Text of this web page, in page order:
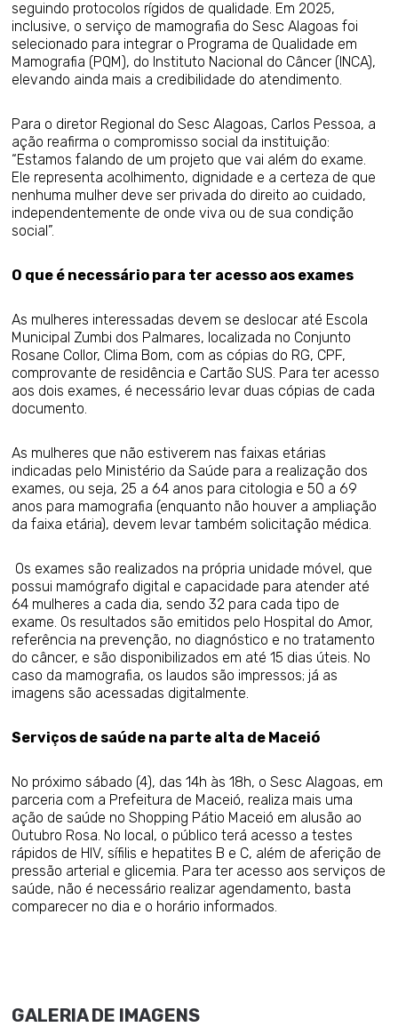
seguindo protocolos rígidos de qualidade. Em 2025,
inclusive, o serviço de mamografia do Sesc Alagoas foi
selecionado para integrar o Programa de Qualidade em
Mamografia (PQM), do Instituto Nacional do Câncer (INCA),
elevando ainda mais a credibilidade do atendimento.
Para o diretor Regional do Sesc Alagoas, Carlos Pessoa, a
ação reafirma o compromisso social da instituição:
“Estamos falando de um projeto que vai além do exame.
Ele representa acolhimento, dignidade e a certeza de que
nenhuma mulher deve ser privada do direito ao cuidado,
independentemente de onde viva ou de sua condição
social”.
O que é necessário para ter acesso aos exames
As mulheres interessadas devem se deslocar até Escola
Municipal Zumbi dos Palmares, localizada no Conjunto
Rosane Collor, Clima Bom, com as cópias do RG, CPF,
comprovante de residência e Cartão SUS. Para ter acesso
aos dois exames, é necessário levar duas cópias de cada
documento.
As mulheres que não estiverem nas faixas etárias
indicadas pelo Ministério da Saúde para a realização dos
exames, ou seja, 25 a 64 anos para citologia e 50 a 69
anos para mamografia (enquanto não houver a ampliação
da faixa etária), devem levar também solicitação médica.
Os exames são realizados na própria unidade móvel, que
possui mamógrafo digital e capacidade para atender até
64 mulheres a cada dia, sendo 32 para cada tipo de
exame. Os resultados são emitidos pelo Hospital do Amor,
referência na prevenção, no diagnóstico e no tratamento
do câncer, e são disponibilizados em até 15 dias úteis. No
caso da mamografia, os laudos são impressos; já as
imagens são acessadas digitalmente.
Serviços de saúde na parte alta de Maceió
No próximo sábado (4), das 14h às 18h, o Sesc Alagoas, em
parceria com a Prefeitura de Maceió, realiza mais uma
ação de saúde no Shopping Pátio Maceió em alusão ao
Outubro Rosa. No local, o público terá acesso a testes
rápidos de HIV, sífilis e hepatites B e C, além de aferição de
pressão arterial e glicemia. Para ter acesso aos serviços de
saúde, não é necessário realizar agendamento, basta
comparecer no dia e o horário informados.
GALERIA DE IMAGENS